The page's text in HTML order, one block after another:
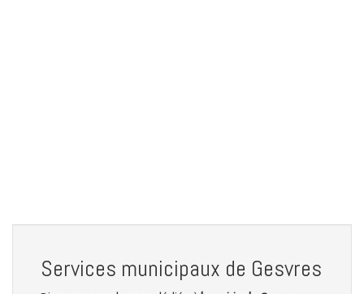
Services municipaux de Gesvres